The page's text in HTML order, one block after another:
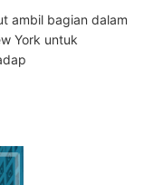
ambil bagian dalam
York untuk